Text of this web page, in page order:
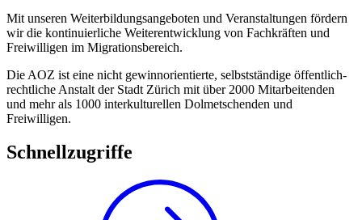
Mit unseren Weiterbildungsangeboten und Veranstaltungen fördern
wir die kontinuierliche Weiterentwicklung von Fachkräften und
Freiwilligen im Migrationsbereich.
Die AOZ ist eine nicht gewinnorientierte, selbstständige öffentlich-
rechtliche Anstalt der Stadt Zürich mit über 2000 Mitarbeitenden
und mehr als 1000 interkulturellen Dolmetschenden und
Freiwilligen.
Schnellzugriffe